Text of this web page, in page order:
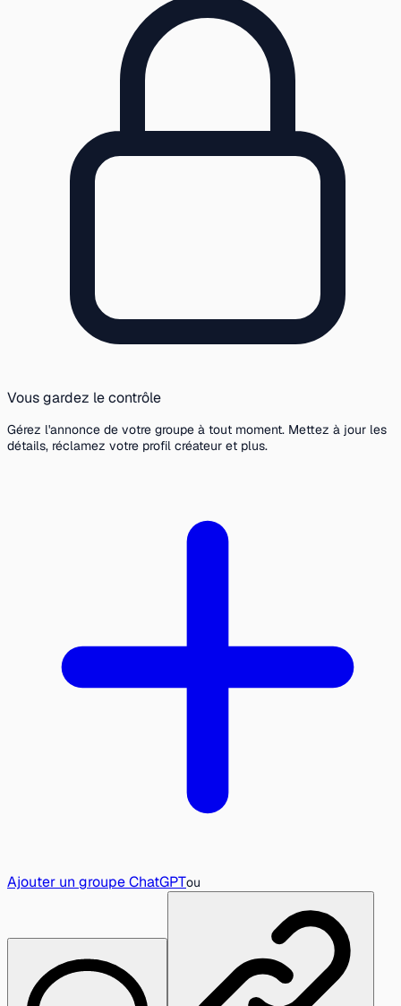
Vous gardez le contrôle
Gérez l'annonce de votre groupe à tout moment. Mettez à jour les
détails, réclamez votre profil créateur et plus.
Ajouter un groupe ChatGPTou